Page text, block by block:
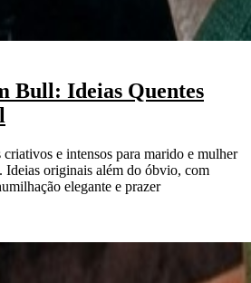
Bull: Ideias Quentes
e intensos para marido e mulher
originais além do óbvio, com
elegante e prazer